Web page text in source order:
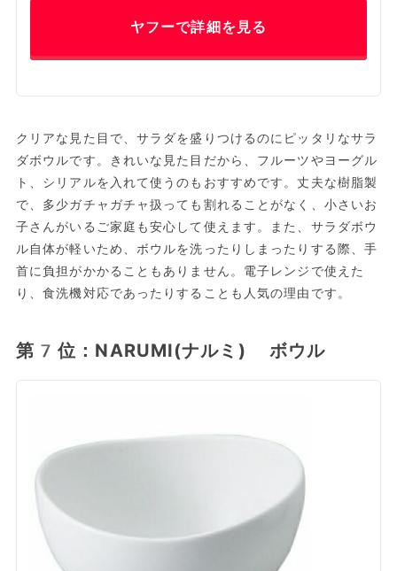
ヤフーで詳細を見る
クリアな見た目で、サラダを盛りつけるのにピッタリなサラ
ダボウルです。きれいな見た目だから、フルーツやヨーグル
ト、シリアルを入れて使うのもおすすめです。丈夫な樹脂製
で、多少ガチャガチャ扱っても割れることがなく、小さいお
子さんがいるご家庭も安心して使えます。また、サラダボウ
ル自体が軽いため、ボウルを洗ったりしまったりする際、手
首に負担がかかることもありません。電子レンジで使えた
り、食洗機対応であったりすることも人気の理由です。
第7位：NARUMI(ナルミ) ボウル